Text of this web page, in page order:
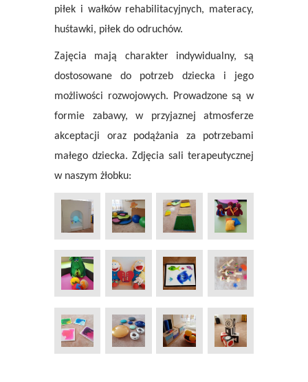
piłek i wałków rehabilitacyjnych, materacy,
huśtawki, piłek do odruchów.
Zajęcia mają charakter indywidualny, są
dostosowane do potrzeb dziecka i jego
możliwości rozwojowych. Prowadzone są w
formie zabawy, w przyjaznej atmosferze
akceptacji oraz podążania za potrzebami
małego dziecka. Zdjęcia sali terapeutycznej
w naszym żłobku: